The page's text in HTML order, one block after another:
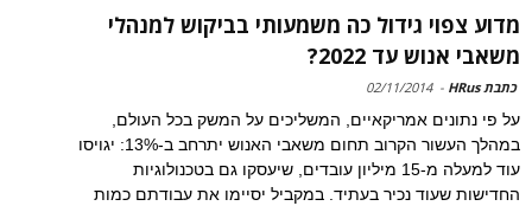
מדוע צפוי גידול כה משמעותי בביקוש למנהלי
משאבי אנוש עד 2022?
כתבת HRus -
02/11/2014
על פי נתונים אמריקאיים, המשליכים על המשק בכל העולם,
במהלך העשור הקרוב תחום משאבי האנוש יתרחב ב-13%: יגויסו
עוד למעלה מ-15 מיליון עובדים, שיעסקו גם בטכנולוגיות
החדישות שעוד נכיר בעתיד. במקביל יסיימו את עבודתם כמות